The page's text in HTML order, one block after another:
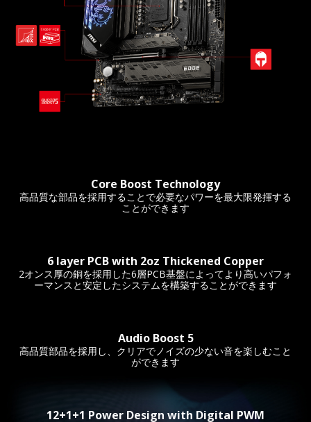
Core Boost Technology
高品質な部品を採用することで必要なパワーを最大限発揮する
ことができます
6 layer PCB with 2oz Thickened Copper
2オンス厚の銅を採用した6層PCB基盤によってより高いパフォ
ーマンスと安定したシステムを構築することができます
Audio Boost 5
高品質部品を採用し、クリアでノイズの少ない音を楽しむこと
ができます
12+1+1 Power Design with Digital PWM